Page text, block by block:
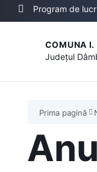
Program de
COMUNA I.
Județul
Prima pagină